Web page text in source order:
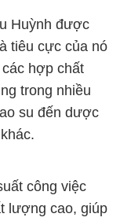
Huỳnh được
tiêu cực của nó
hợp chất
trong nhiều
su đến dược
công việc
lượng cao, giúp